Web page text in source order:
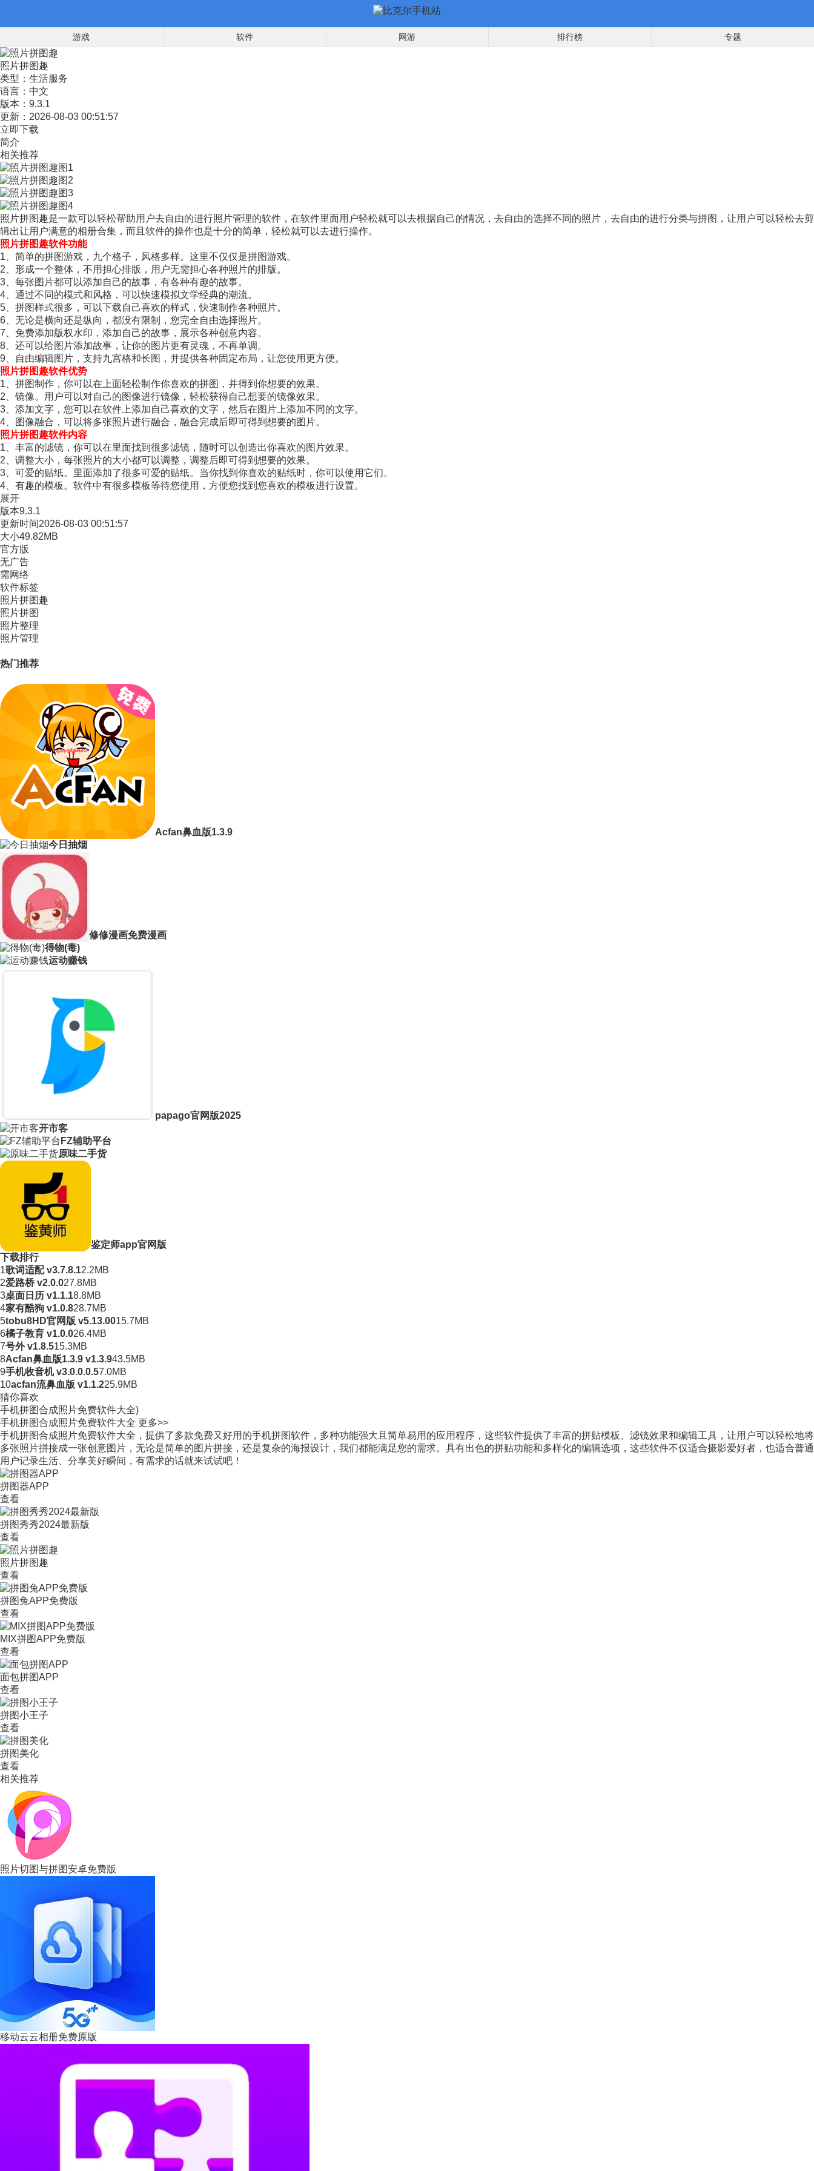
游戏 软件 网游 排行榜 专题
照片拼图趣
类型： 生活服务
语言： 中文
版本： 9.3.1
更新： 2026-08-03 00:51:57
立即下载
简介
相关推荐
照片拼图趣是一款可以轻松帮助用户去自由的进行照片管理的软件，在软件里面用户轻松就可以去根据自己的情况，去自由的选择不同的照片，去自由的进行分类与拼图，让用户可以轻松去剪
辑出让用户满意的相册合集，而且软件的操作也是十分的简单，轻松就可以去进行操作。
照片拼图趣软件功能
1、简单的拼图游戏，九个格子，风格多样。这里不仅仅是拼图游戏。
2、形成一个整体，不用担心排版，用户无需担心各种照片的排版。
3、每张图片都可以添加自己的故事，有各种有趣的故事。
4、通过不同的模式和风格，可以快速模拟文学经典的潮流。
5、拼图样式很多，可以下载自己喜欢的样式，快速制作各种照片。
6、无论是横向还是纵向，都没有限制，您完全自由选择照片。
7、免费添加版权水印，添加自己的故事，展示各种创意内容。
8、还可以给图片添加故事，让你的图片更有灵魂，不再单调。
9、自由编辑图片，支持九宫格和长图，并提供各种固定布局，让您使用更方便。
照片拼图趣软件优势
1、拼图制作，你可以在上面轻松制作你喜欢的拼图，并得到你想要的效果。
2、镜像。用户可以对自己的图像进行镜像，轻松获得自己想要的镜像效果。
3、添加文字，您可以在软件上添加自己喜欢的文字，然后在图片上添加不同的文字。
4、图像融合，可以将多张照片进行融合，融合完成后即可得到想要的图片。
照片拼图趣软件内容
1、丰富的滤镜，你可以在里面找到很多滤镜，随时可以创造出你喜欢的图片效果。
2、调整大小，每张照片的大小都可以调整，调整后即可得到想要的效果。
3、可爱的贴纸。里面添加了很多可爱的贴纸。当你找到你喜欢的贴纸时，你可以使用它们。
4、有趣的模板。软件中有很多模板等待您使用，方便您找到您喜欢的模板进行设置。
展开
版本9.3.1
更新时间2026-08-03 00:51:57
大小49.82MB
官方版
无广告
需网络
软件标签
照片拼图趣
照片拼图
照片整理
照片管理
热门推荐
Acfan鼻血版1.3.9
今日抽烟
修修漫画免费漫画
得物(毒)
运动赚钱
papago官网版2025
开市客
FZ辅助平台
原味二手货
鉴定师app官网版
下载排行
1歌词适配 v3.7.8.12.2MB
2爱路桥 v2.0.027.8MB
3桌面日历 v1.1.18.8MB
4家有酷狗 v1.0.828.7MB
5tobu8HD官网版 v5.13.0015.7MB
6橘子教育 v1.0.026.4MB
7号外 v1.8.515.3MB
8Acfan鼻血版1.3.9 v1.3.943.5MB
9手机收音机 v3.0.0.0.57.0MB
10acfan流鼻血版 v1.1.225.9MB
猜你喜欢
手机拼图合成照片免费软件大全)
手机拼图合成照片免费软件大全 更多>>
手机拼图合成照片免费软件大全，提供了多款免费又好用的手机拼图软件，多种功能强大且简单易用的应用程序，这些软件提供了丰富的拼贴模板、滤镜效果和编辑工具，让用户可以轻松地将
多张照片拼接成一张创意图片，无论是简单的图片拼接，还是复杂的海报设计，我们都能满足您的需求。具有出色的拼贴功能和多样化的编辑选项，这些软件不仅适合摄影爱好者，也适合普通
用户记录生活、分享美好瞬间，有需求的话就来试试吧！
拼图器APP
查看
拼图秀秀2024最新版
查看
照片拼图趣
查看
拼图兔APP免费版
查看
MIX拼图APP免费版
查看
面包拼图APP
查看
拼图小王子
查看
拼图美化
查看
相关推荐
照片切图与拼图安卓免费版
移动云云相册免费原版